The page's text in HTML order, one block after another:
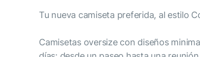
Tu nueva camiseta preferida, al estilo
Camisetas oversize con diseños